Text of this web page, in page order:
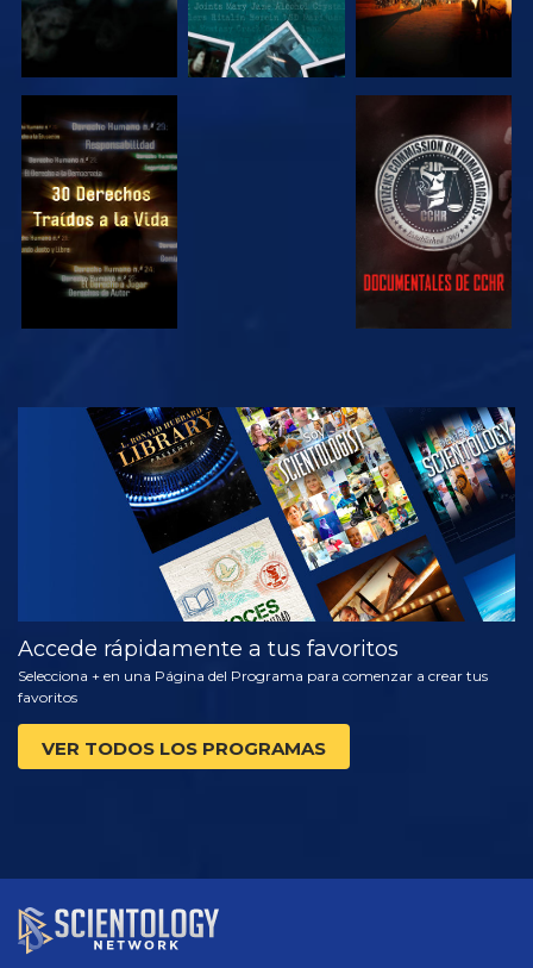
VE VE
VE
EXPLORA LAS
SERIES
Accede rápidamente a tus favoritos
Selecciona + en una Página del Programa para comenzar a crear tus
favoritos
VER TODOS LOS PROGRAMAS